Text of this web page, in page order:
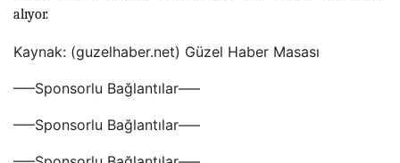
alıyor.
Kaynak: (guzelhaber.net) Güzel Haber Masası
—–Sponsorlu Bağlantılar—–
—–Sponsorlu Bağlantılar—–